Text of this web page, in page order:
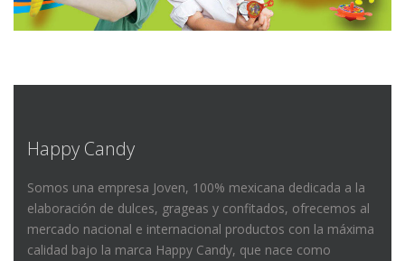
Happy Candy
Somos una empresa Joven, 100% mexicana dedicada a la
elaboración de dulces, grageas y confitados, ofrecemos al
mercado nacional e internacional productos con la máxima
calidad bajo la marca Happy Candy, que nace como